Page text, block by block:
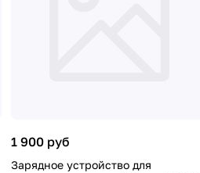
1 900 руб
Зарядное устройство для